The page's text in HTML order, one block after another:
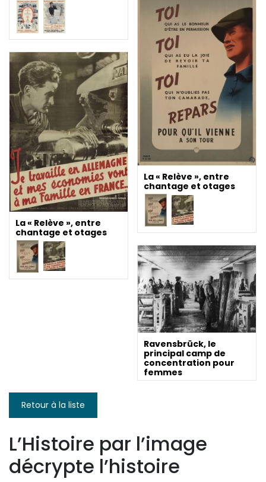
La « Relève », entre
chantage et otages
La « Relève », entre
chantage et otages
Ravensbrück, le
principal camp de
concentration pour
femmes
Retour à la liste
L’Histoire par l’image
décrypte l’histoire